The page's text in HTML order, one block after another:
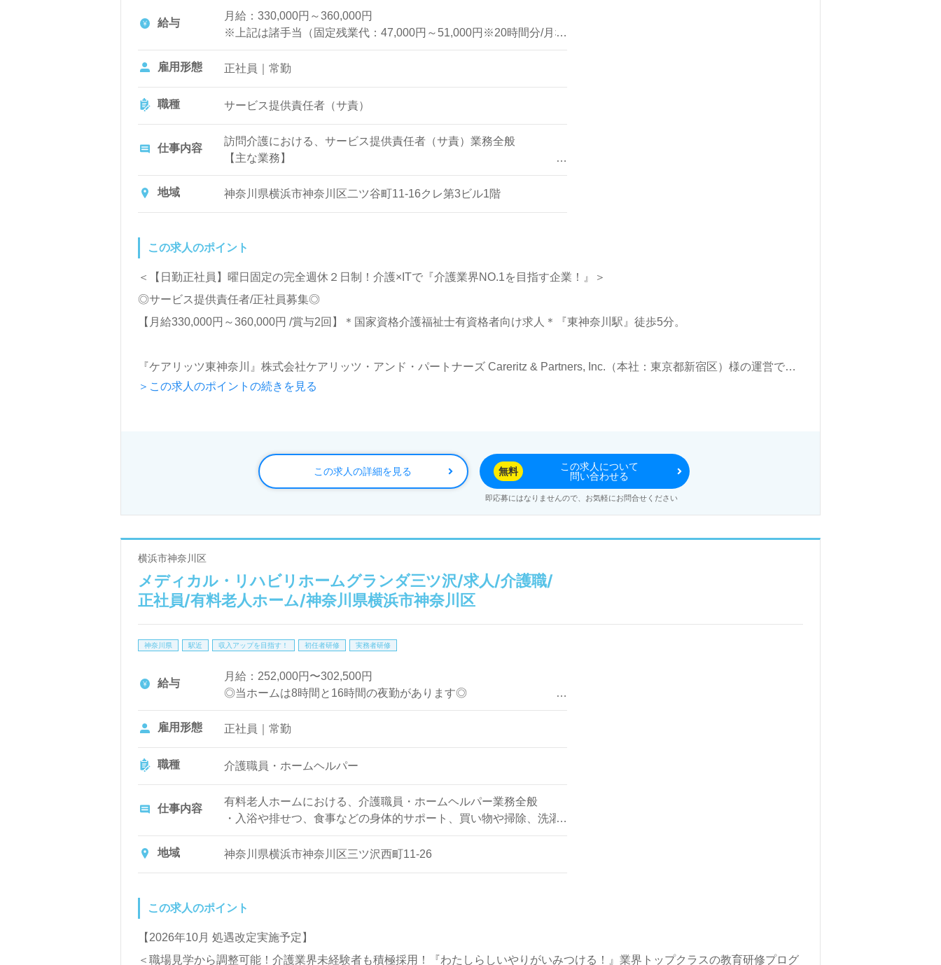
ご利用いただけます。＜非公開求人も取扱いあり！＞"転職支援"のプロと一緒に転職活動！お問い合わせお待ちしております。
給与
月給：330,000円～360,000円
※上記は諸手当（固定残業代：47,000円～51,000円※20時間分/月な
ど）を含めた総支給額です。
※給与額は経験年数・勤務実績などを考慮して決定いたします。
【別途支給手当】
土日出勤手当
通勤手当 他
介護福祉士手当（15000円）
賞与 年2回（4月、10月）
雇用形態 正社員｜常勤
職種 サービス提供責任者（サ責）
仕事内容
訪問介護における、サービス提供責任者（サ責）業務全般
【主な業務】
担当者会議の参加
初回サービスを含め日常のサービス提供
お客様本人・家族からの要望確認、
必要書類の作成 など
新規ご利用者様を獲得するための営業活動や、自身の担当内外含
め、ホームヘルパーとして日常的な介護サービスの提供も行いま
す。
地域 神奈川県横浜市神奈川区二ツ谷町11-16クレ第3ビル1階
この求人のポイント
＜【日勤正社員】曜日固定の完全週休２日制！介護×ITで『介護業界NO.1を目指す企業！』＞
◎サービス提供責任者/正社員募集◎
【月給330,000円～360,000円 /賞与2回】＊国家資格介護福祉士有資格者向け求人＊『東神奈川駅』徒歩5分。
『ケアリッツ東神奈川』株式会社ケアリッツ・アンド・パートナーズ Careritz & Partners, Inc.（本社：東京都新宿区）様の運営で
す。正社員2,991名以上（2024.11月現在）。宮城県、東京都、神奈川県、千葉県、埼玉県、愛知県、山梨県、大阪府を中心に訪問介
◎ご利用者様の笑顔がやりがいに！『ケアリッツ品質』でプロフェッショナル訪問介護を実現される事業所様！◎
看護助手や介護職経験をベースにサービス提供責任者経験のある方をお迎えします。訪問介護事業所での勤務経験は問いません。サ
チベーション高く働きたい、働きがいを感じながら仕事をしたい』『施設形態や環境を変えて仕事をしたい』等の方も大歓迎です！
LINE、メール、お電話などご希望に応じてお問い合わせ/ご相談可能です。転職相談、求人紹介、年収交渉など完全無料サービスを
ご利用いただけます。＜非公開求人も取扱いあり！＞"転職支援"のプロと一緒に転職活動！お問い合わせお待ちしております。
＞この求人のポイントの続きを見る
この求人の詳細を見る 無料
この求人について
問い合わせる
即応募にはなりませんので、お気軽にお問合せください
横浜市神奈川区
メディカル・リハビリホームグランダ三ツ沢/求人/介護職/
正社員/有料老人ホーム/神奈川県横浜市神奈川区
神奈川県 駅近 収入アップを目指す！ 初任者研修 実務者研修
給与
月給：252,000円〜302,500円
◎当ホームは8時間と16時間の夜勤があります◎
夜勤手当：（8時間の場合）2,500円/回
交通費規定内支給
資格手当：初任者研修6,000円/月、介護福祉士21,500円/月、ケアマ
ネ5,000円/月
※初任者研修手当は実務者研修をお持ちの方も対象。
社内専門資格手当
有給取得促進手当
賞与（年2回）
昇給（年1回、定期昇給、昇格による基本給アップあり）
雇用形態 正社員｜常勤
職種 介護職員・ホームヘルパー
仕事内容
有料老人ホームにおける、介護職員・ホームヘルパー業務全般
・入浴や排せつ、食事などの身体的サポート、買い物や掃除、洗濯
など日常生活のサポートなど
地域
神奈川県横浜市神奈川区三ツ沢西町11-26
この求人のポイント
【2026年10月 処遇改定実施予定】
＜職場見学から調整可能！介護業界未経験者も積極採用！『わたしらしいやりがいみつける！』業界トップクラスの教育研修プログ